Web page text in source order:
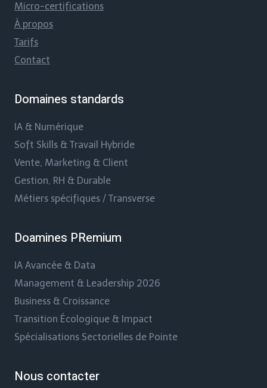
Micro-certifications
À propos
Tarifs
Contact
Domaines standards
IA & Numérique
Soft Skills & Travail Hybride
Vente, Marketing & Client
Gestion, RH & Durable
Métiers spécifiques / Transverse
Doamines PRemium
IA Avancée & Data
Management & Leadership 2026
Business & Croissance
Transition Écologique & Impact
Spécialisations Sectorielles de Pointe
Nous contacter